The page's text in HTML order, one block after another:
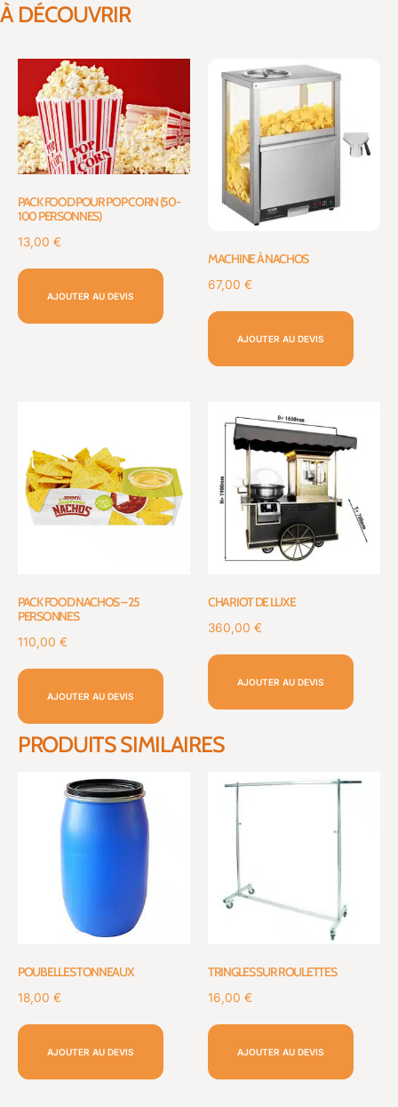
À DÉCOUVRIR
PACK FOOD POUR POP CORN (50-
100 PERSONNES)
13,00 €
AJOUTER AU DEVIS
MACHINE À NACHOS
67,00 €
AJOUTER AU DEVIS
PACK FOOD NACHOS – 25
PERSONNES
110,00 €
AJOUTER AU DEVIS
CHARIOT DE LUXE
360,00 €
AJOUTER AU DEVIS
PRODUITS SIMILAIRES
POUBELLES TONNEAUX
18,00 €
AJOUTER AU DEVIS
TRINGLES SUR ROULETTES
16,00 €
AJOUTER AU DEVIS